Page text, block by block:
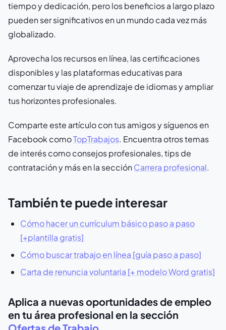
tiempo y dedicación, pero los beneficios a largo plazo
pueden ser significativos en un mundo cada vez más
globalizado.
Aprovecha los recursos en línea, las certificaciones
disponibles y las plataformas educativas para
comenzar tu viaje de aprendizaje de idiomas y ampliar
tus horizontes profesionales.
Comparte este artículo con tus amigos y síguenos en
Facebook comoTopTrabajos. Encuentra otros temas
de interés como consejos profesionales, tips de
contratación y más en la secciónCarrera profesional.
También te puede interesar
Cómo hacer un currículum básico paso a paso
[+plantilla gratis]
Cómo buscar trabajo en línea [guía paso a paso]
Carta de renuncia voluntaria [+ modelo Word gratis]
Aplica a nuevas oportunidades de empleo
en tu área profesional en la sección